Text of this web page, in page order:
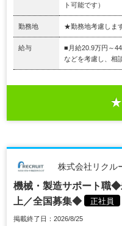
ト可能です）
勤務地 ★勤務地考慮しま
給与
■月給20.9万円～
などを考慮し、相
株式会社リクル
機械・製造サポート職
上／全国募集◆
正社員
掲載終了日：2026/8/25